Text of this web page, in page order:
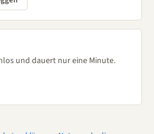
und dauert nur eine Minute.